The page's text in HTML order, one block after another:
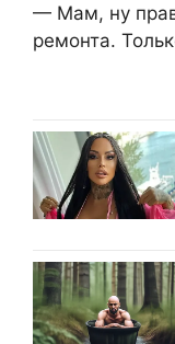
— Мам, ну
ремонта.